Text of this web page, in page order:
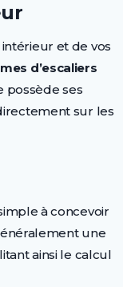
et de vos
d’escaliers
possède ses
sur les
à concevoir
une
ainsi le calcul